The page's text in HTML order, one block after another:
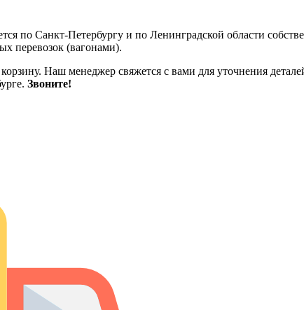
по Санкт-Петербургу и по Ленинградской области
перевозок (вагонами).
Наш менеджер свяжется с вами для уточнения
Звоните!